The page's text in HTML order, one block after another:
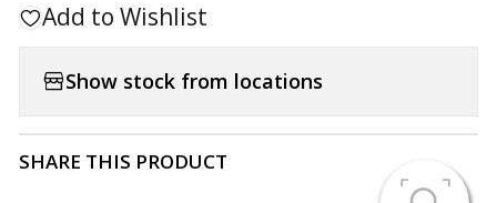
Add to Wishlist
Show stock from locations
SHARE THIS PRODUCT